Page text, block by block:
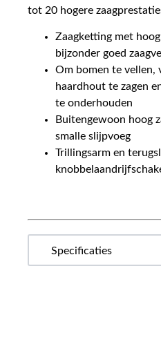
tot 20 hogere
Zaagketting met
bijzonder goed
Om bomen te vellen,
haardhout te zagen
te onderhouden
Buitengewoon hoog
smalle slijpvoeg
Trillingsarm en